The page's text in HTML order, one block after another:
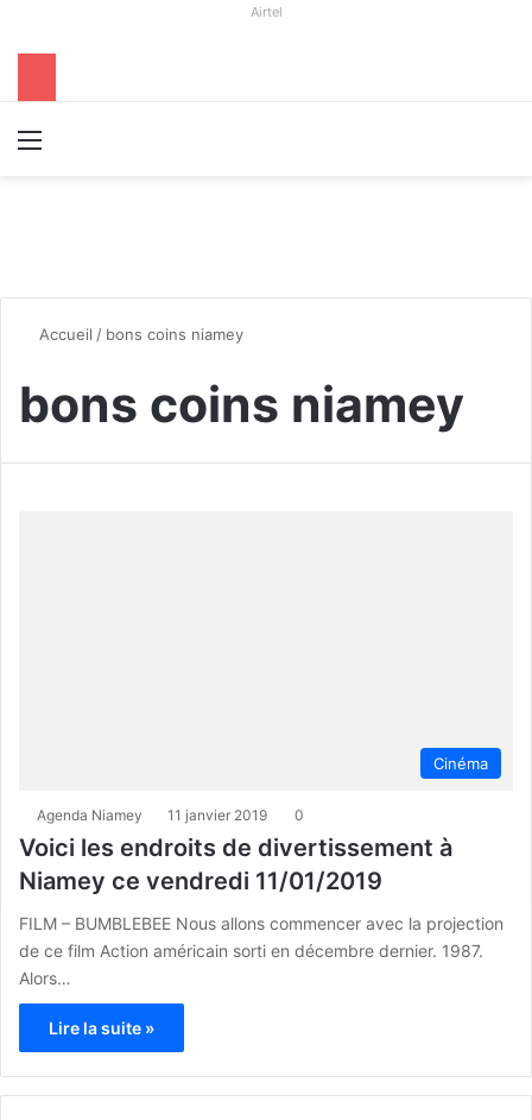
Airtel
Accueil / bons coins niamey
bons coins niamey
Cinéma
Agenda Niamey 11 janvier 2019 0
Voici les endroits de divertissement à
Niamey ce vendredi 11/01/2019
FILM – BUMBLEBEE Nous allons commencer avec la projection
de ce film Action américain sorti en décembre dernier. 1987.
Alors…
Lire la suite »